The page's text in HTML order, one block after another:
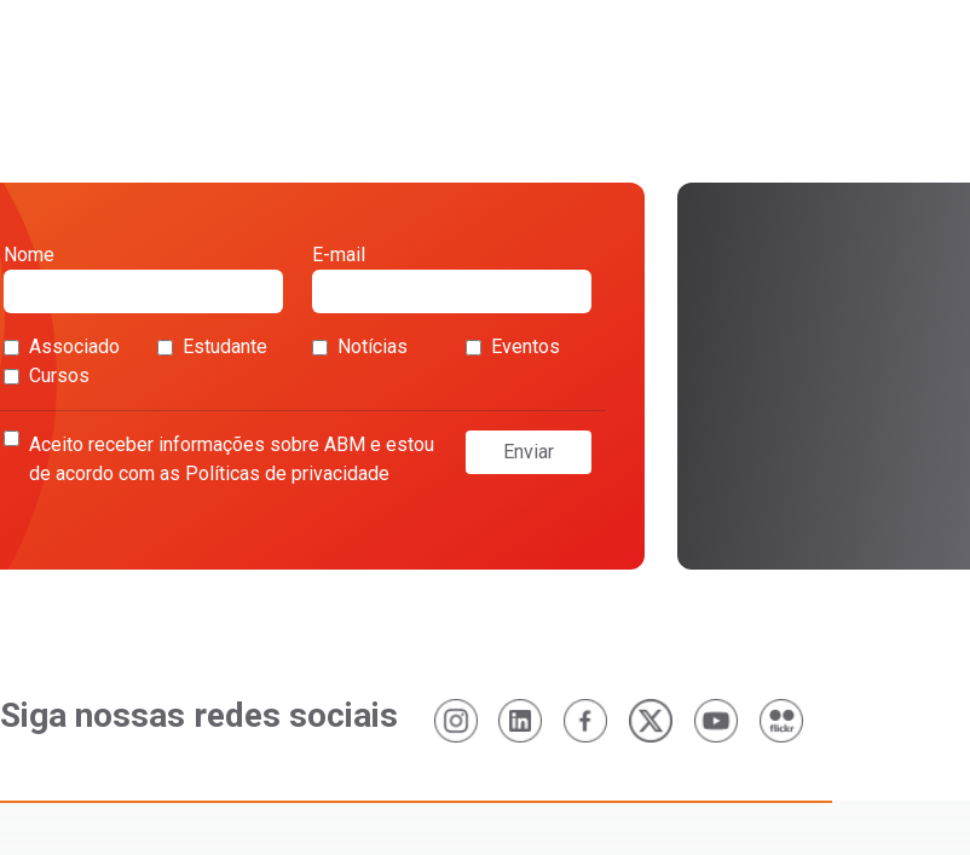
Nome E-mail
Associado Estudante Notícias
Eventos
Cursos
Aceito receber informações sobre ABM e estou
de acordo com as Políticas de privacidade
Enviar
Siga nossas redes sociais